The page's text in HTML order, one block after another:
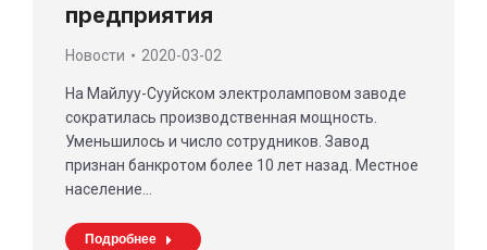
предприятия
Новости 2020-03-02
На Майлуу-Сууйском электроламповом заводе
сократилась производственная мощность.
Уменьшилось и число сотрудников. Завод
признан банкротом более 10 лет назад. Местное
население…
Подробнее